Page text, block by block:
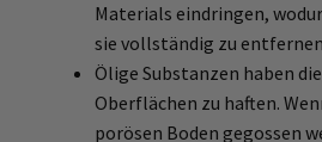
Materials eindringen,
sie vollständig zu
Ölige Substanzen haben
Oberflächen zu haften.
porösen Boden gegossen